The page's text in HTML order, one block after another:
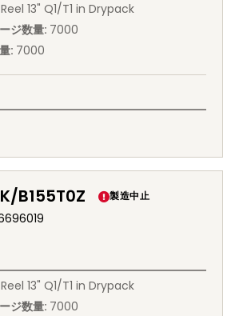
Reel 13" Q1/T1 in Drypack
ジ数量: 7000
: 7000
B155T0Z 製造中止
Reel 13" Q1/T1 in Drypack
ジ数量: 7000